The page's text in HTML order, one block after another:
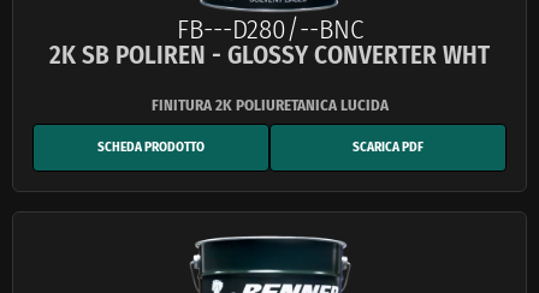
FB---D280/--BNC
2K SB POLIREN - GLOSSY CONVERTER WHT
SCHEDA PRODOTTO SCARICA PDF